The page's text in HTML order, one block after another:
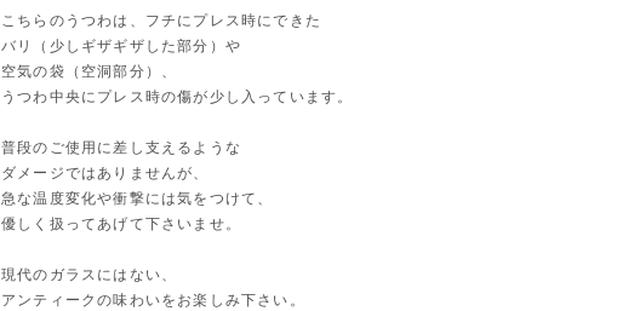
こちらのうつわは、フチにプレス時にできた
バリ（少しギザギザした部分）や
空気の袋（空洞部分）、
うつわ中央にプレス時の傷が少し入っています。
普段のご使用に差し支えるような
ダメージではありませんが、
急な温度変化や衝撃には気をつけて、
優しく扱ってあげて下さいませ。
現代のガラスにはない、
アンティークの味わいをお楽しみ下さい。